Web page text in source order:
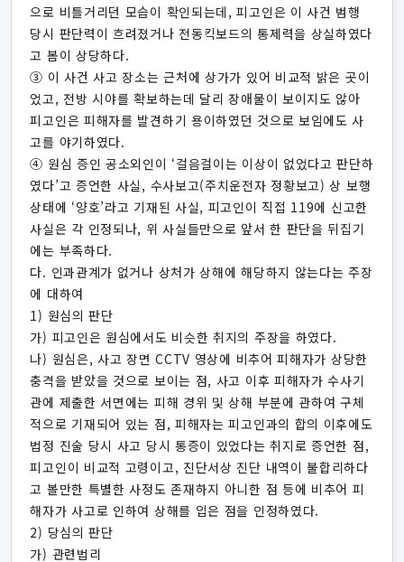
으로 비틀거리던 모습이 확인되는데, 피고인은 이 사건 범행
당시 판단력이 흐려졌거나 전동킥보드의 통제력을 상실하였다
고 봄이 상당하다.
③ 이 사건 사고 장소는 근처에 상가가 있어 비교적 밝은 곳이
었고, 전방 시야를 확보하는데 달리 장애물이 보이지도 않아
피고인은 피해자를 발견하기 용이하였던 것으로 보임에도 사
고를 야기하였다.
④ 원심 증인 공소외인이 ‘걸음걸이는 이상이 없었다고 판단하
였다’고 증언한 사실, 수사보고(주치운전자 정황보고) 상 보행
상태에 ‘양호’라고 기재된 사실, 피고인이 직접 119에 신고한
사실은 각 인정되나, 위 사실들만으로 앞서 한 판단을 뒤집기
에는 부족하다.
다. 인과관계가 없거나 상처가 상해에 해당하지 않는다는 주장
에 대하여
1) 원심의 판단
가) 피고인은 원심에서도 비슷한 취지의 주장을 하였다.
나) 원심은, 사고 장면 CCTV 영상에 비추어 피해자가 상당한
충격을 받았을 것으로 보이는 점, 사고 이후 피해자가 수사기
관에 제출한 서면에는 피해 경위 및 상해 부분에 관하여 구체
적으로 기재되어 있는 점, 피해자는 피고인과의 합의 이후에도
법정 진술 당시 사고 당시 통증이 있었다는 취지로 증언한 점,
피고인이 비교적 고령이고, 진단서상 진단 내역이 불합리하다
고 볼만한 특별한 사정도 존재하지 아니한 점 등에 비추어 피
해자가 사고로 인하여 상해를 입은 점을 인정하였다.
2) 당심의 판단
가) 관련법리